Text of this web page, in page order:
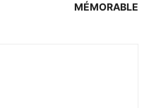
MÉMORABLE